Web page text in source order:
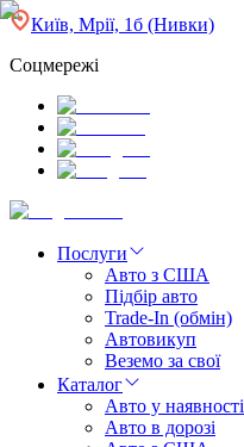
Київ, Мрії, 1б (Нивки)
Соцмережі
Послуги
Авто з США
Підбір авто
Trade-In (обмін)
Автовикуп
Веземо за свої
Каталог
Авто у наявності
Авто в дорозі